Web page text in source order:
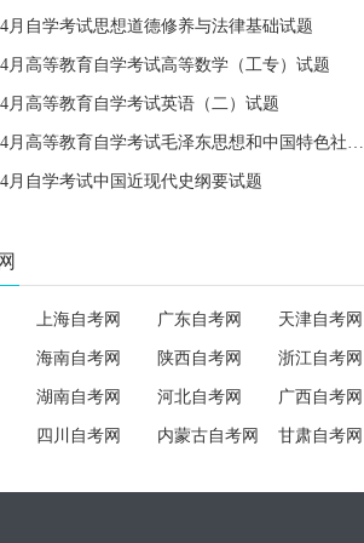
月自学考试思想道德修养与法律基础试题
月高等教育自学考试高等数学（工专）试题
月高等教育自学考试英语（二）试题
全国2024年4月高等教育自学考试毛泽东思想和中国特色社会主义理论体系概论试题
月自学考试中国近现代史纲要试题
上海自考网 广东自考网 天津自考网
海南自考网 陕西自考网 浙江自考网
湖南自考网 河北自考网 广西自考网
四川自考网 内蒙古自考网 甘肃自考网